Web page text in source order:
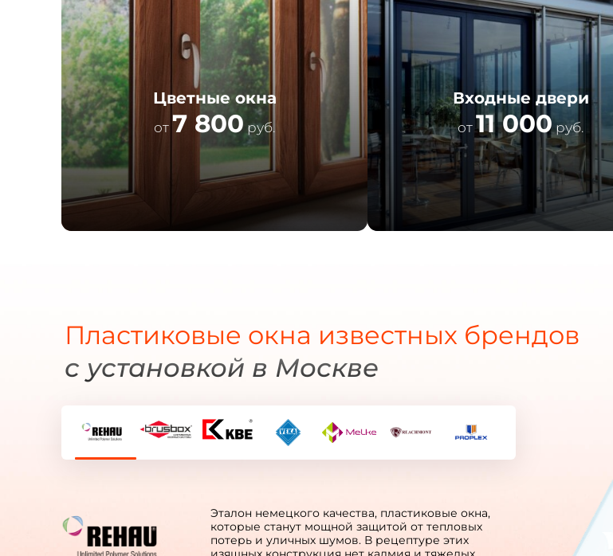
Цветные окна
от 7 800 руб.
Входные двери
от11 000руб.
Пластиковые окна известных брендов
с установкой в Москве
Эталон немецкого качества, пластиковые окна,
которые станут мощной защитой от тепловых
потерь и уличных шумов. В рецептуре этих